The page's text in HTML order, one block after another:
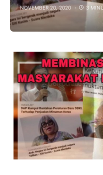
NOVEMBER 20, 2020 3